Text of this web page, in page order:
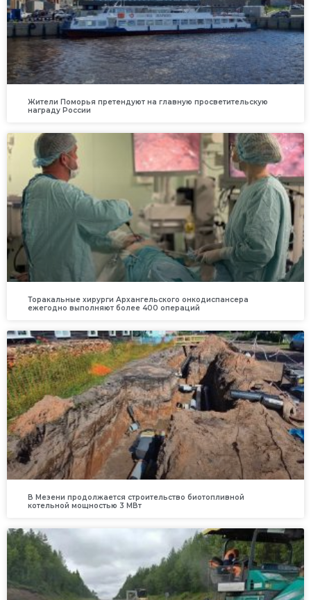
Жители Поморья претендуют на главную просветительскую
награду России
Торакальные хирурги Архангельского онкодиспансера
ежегодно выполняют более 400 операций
В Мезени продолжается строительство биотопливной
котельной мощностью 3 МВт